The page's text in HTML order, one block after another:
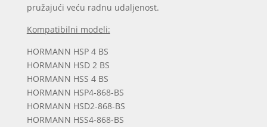
pružajući veću radnu udaljenost.
Kompatibilni modeli:
HORMANN HSP 4 BS
HORMANN HSD 2 BS
HORMANN HSS 4 BS
HORMANN HSP4-868-BS
HORMANN HSD2-868-BS
HORMANN HSS4-868-BS